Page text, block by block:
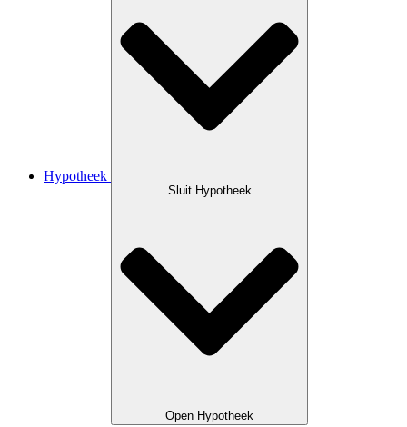
Hypotheek
Sluit Hypotheek
Open Hypotheek